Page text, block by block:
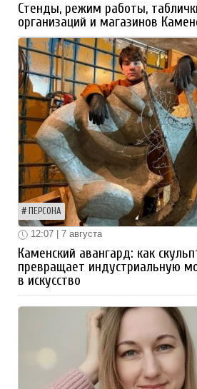
Стенды, режим работы,
организаций и магазинов
ПЕРСОНА
12:07 | 7 августа
Каменский авангард: как
превращает индустриальную
в искусство